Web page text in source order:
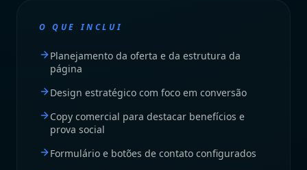
O QUE INCLUI
Planejamento da oferta e da estrutura da
página
Design estratégico com foco em conversão
Copy comercial para destacar benefícios e
prova social
Formulário e botões de contato configurados